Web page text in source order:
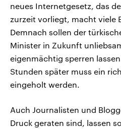
neues Internetgesetz, das
zurzeit vorliegt, macht viele
Demnach sollen der
Minister in Zukunft
eigenmächtig sperren
Stunden später muss ein
eingeholt werden.
Auch Journalisten und
Druck geraten sind, lassen